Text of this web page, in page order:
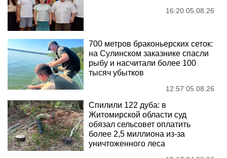
16:20 05.08.26
700 метров браконьерских сеток:
на Сулинском заказнике спасли
рыбу и насчитали более 100
тысяч убытков
12:57 05.08.26
Спилили 122 дуба: в
Житомирской области суд
обязал сельсовет оплатить
более 2,5 миллиона из-за
уничтоженного леса